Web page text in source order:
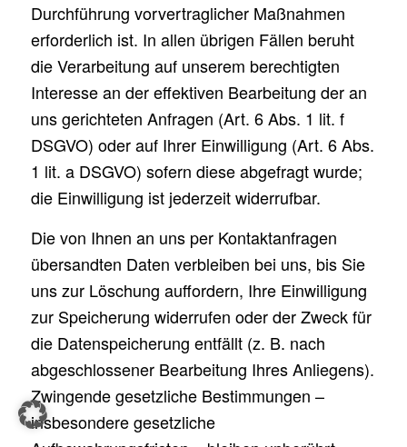
Durchführung vorvertraglicher Maßnahmen
erforderlich ist. In allen übrigen Fällen beruht
die Verarbeitung auf unserem berechtigten
Interesse an der effektiven Bearbeitung der an
uns gerichteten Anfragen (Art. 6 Abs. 1 lit. f
DSGVO) oder auf Ihrer Einwilligung (Art. 6 Abs.
1 lit. a DSGVO) sofern diese abgefragt wurde;
die Einwilligung ist jederzeit widerrufbar.
Die von Ihnen an uns per Kontaktanfragen
übersandten Daten verbleiben bei uns, bis Sie
uns zur Löschung auffordern, Ihre Einwilligung
zur Speicherung widerrufen oder der Zweck für
die Datenspeicherung entfällt (z. B. nach
abgeschlossener Bearbeitung Ihres Anliegens).
Zwingende gesetzliche Bestimmungen –
insbesondere gesetzliche
© 2026 Hero Quarters
Impressum
Datenschutzerklärung